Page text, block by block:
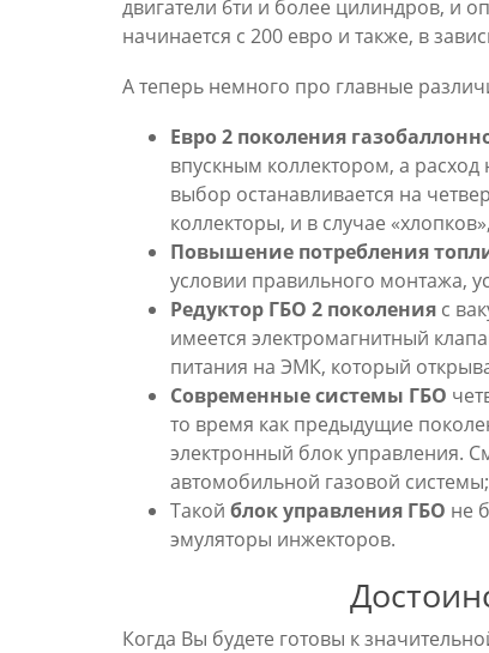
двигатели 6ти и более цилиндров, и
начинается с 200 евро и также, в
А теперь немного про главные
Евро 2 поколения
впускным коллектором, а
выбор останавливается на
коллекторы, и в случае
Повышение потребления
условии правильного монтажа,
Редуктор ГБО 2 поколения с
имеется электромагнитный
питания на ЭМК, который
Современные системы ГБО
то время как предыдущие
электронный блок управления.
автомобильной газовой системы;
Такой блок управления ГБО не
эмуляторы инжекторов.
Когда Вы будете готовы к